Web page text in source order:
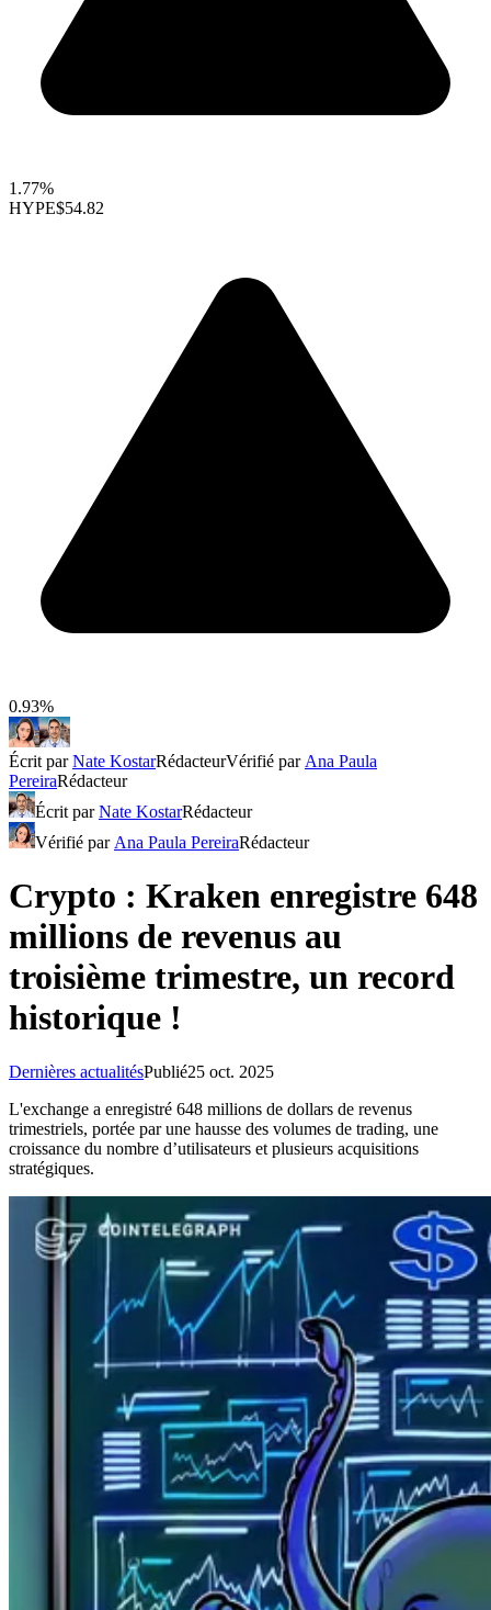
1.77%
HYPE$54.82
0.93%
Écrit parNate KostarRédacteurVérifié par Ana Paula
PereiraRédacteur
Écrit parNate KostarRédacteur
Vérifié par Ana Paula PereiraRédacteur
Crypto : Kraken enregistre 648
millions de revenus au
troisième trimestre, un record
historique !
Dernières actualitésPublié25 oct. 2025
L'exchange a enregistré 648 millions de dollars de revenus
trimestriels, portée par une hausse des volumes de trading, une
croissance du nombre d’utilisateurs et plusieurs acquisitions
stratégiques.